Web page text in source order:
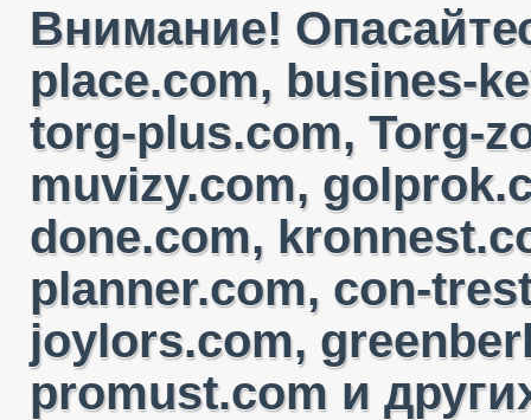
Внимание!
place.com, busines-
torg-plus.com, Torg-
muvizy.com,
done.com,
planner.com, con-
joylors.com,
promust.com и